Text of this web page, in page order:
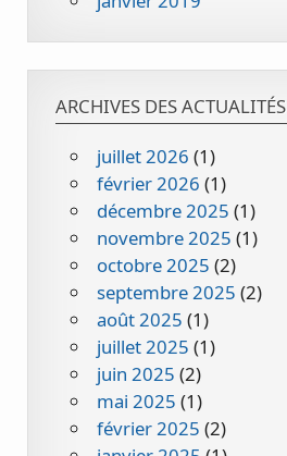
ARCHIVES DES ACTUALITÉS
juillet 2026 (1)
février 2026 (1)
décembre 2025 (1)
novembre 2025 (1)
octobre 2025 (2)
septembre 2025 (2)
août 2025 (1)
juillet 2025 (1)
juin 2025 (2)
mai 2025 (1)
février 2025 (2)